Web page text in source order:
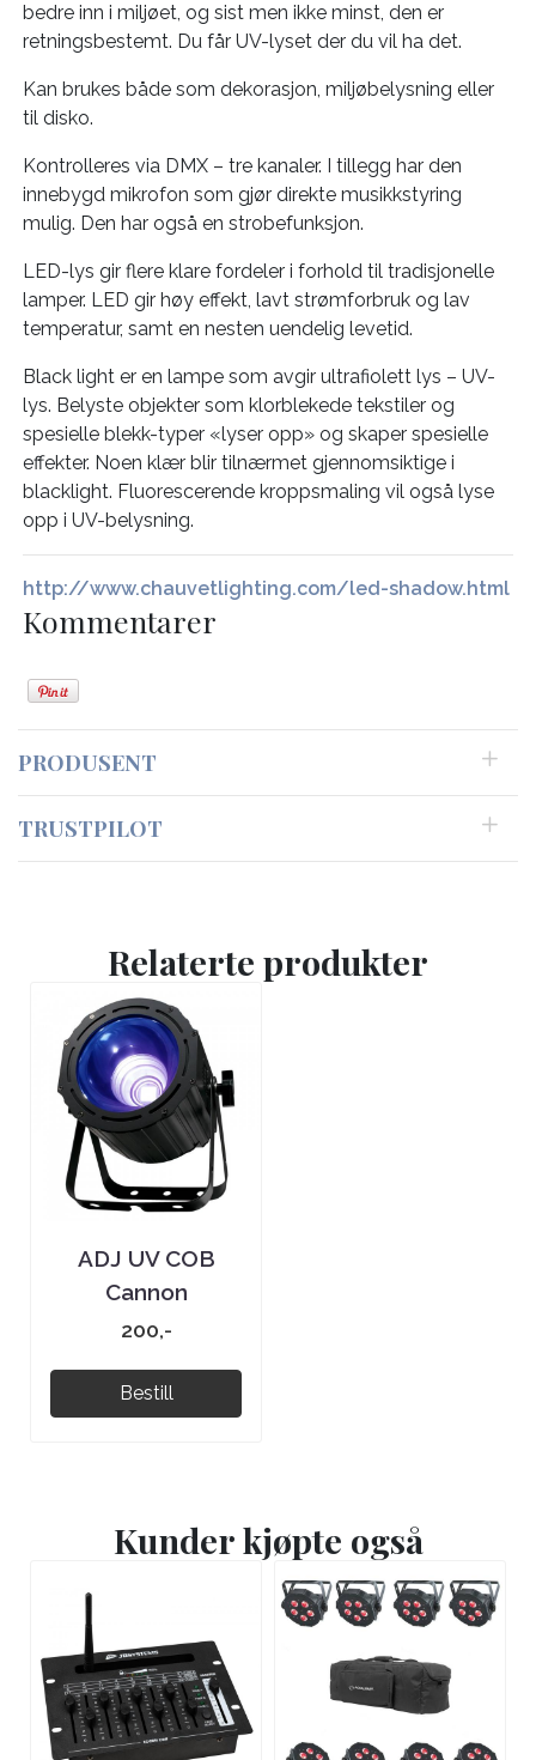
bedre inn i miljøet, og sist men ikke minst, den er
retningsbestemt. Du får UV-lyset der du vil ha det.
Kan brukes både som dekorasjon, miljøbelysning eller
til disko.
Kontrolleres via DMX – tre kanaler. I tillegg har den
innebygd mikrofon som gjør direkte musikkstyring
mulig. Den har også en strobefunksjon.
LED-lys gir flere klare fordeler i forhold til tradisjonelle
lamper. LED gir høy effekt, lavt strømforbruk og lav
temperatur, samt en nesten uendelig levetid.
Black light er en lampe som avgir ultrafiolett lys – UV-
lys. Belyste objekter som klorblekede tekstiler og
spesielle blekk-typer «lyser opp» og skaper spesielle
effekter. Noen klær blir tilnærmet gjennomsiktige i
blacklight. Fluorescerende kroppsmaling vil også lyse
opp i UV-belysning.
http://www.chauvetlighting.com/led-shadow.html
Kommentarer
PRODUSENT
TRUSTPILOT
Relaterte produkter
ADJ UV COB
Cannon
200,-
Bestill
Kunder kjøpte også